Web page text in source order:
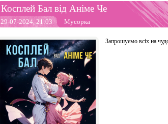
Косплей Бал від Аніме Че
29-07-2024, 21:03 Мусорка
Запрошуємо всіх на